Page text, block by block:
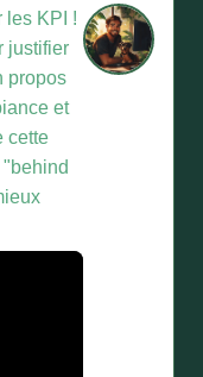
les KPI !
justifier
propos
et
cette